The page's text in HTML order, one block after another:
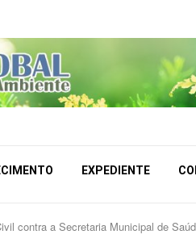
EXPEDIENTE
contra a Secretaria Municipal de